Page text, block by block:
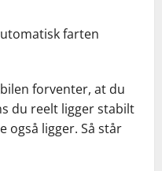
farten
forventer, at du
du reelt ligger stabilt
også ligger. Så står